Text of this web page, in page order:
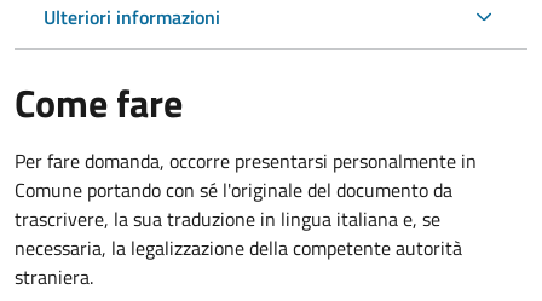
Ulteriori informazioni
Come fare
Per fare domanda, occorre presentarsi personalmente in
Comune portando con sé l'originale del documento da
trascrivere, la sua traduzione in lingua italiana e, se
necessaria, la legalizzazione della competente autorità
straniera.